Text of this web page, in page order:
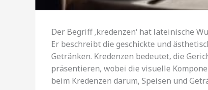
Der Begriff ‚kredenzen‘ hat lateinische
Er beschreibt die geschickte und
Getränken. Kredenzen bedeutet, die
präsentieren, wobei die visuelle
beim Kredenzen darum, Speisen und